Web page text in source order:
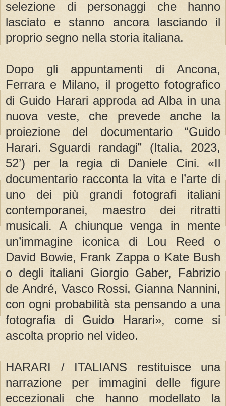
selezione di personaggi che hanno
lasciato e stanno ancora lasciando il
proprio segno nella storia italiana.
Dopo gli appuntamenti di Ancona,
Ferrara e Milano, il progetto fotografico
di Guido Harari approda ad Alba in una
nuova veste, che prevede anche la
proiezione del documentario “Guido
Harari. Sguardi randagi” (Italia, 2023,
52’) per la regia di Daniele Cini. «Il
documentario racconta la vita e l’arte di
uno dei più grandi fotografi italiani
contemporanei, maestro dei ritratti
musicali. A chiunque venga in mente
un’immagine iconica di Lou Reed o
David Bowie, Frank Zappa o Kate Bush
o degli italiani Giorgio Gaber, Fabrizio
de André, Vasco Rossi, Gianna Nannini,
con ogni probabilità sta pensando a una
fotografia di Guido Harari», come si
ascolta proprio nel video.
HARARI / ITALIANS restituisce una
narrazione per immagini delle figure
eccezionali che hanno modellato la